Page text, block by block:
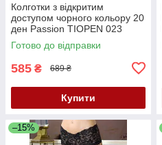
Колготки з відкритим
доступом чорного кольору 20
ден Passion TIOPEN 023
розміри 1/2 Кайф
Готово до відправки
585 ₴ 689 ₴
Купити
–15%